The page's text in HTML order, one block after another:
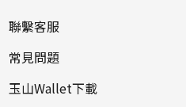
聯繫客服
常見問題
玉山Wallet下載